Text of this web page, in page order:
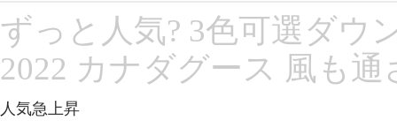
ずっと人気? 3色可選ダウ
2022 カナダグース 風も通
人気急上昇